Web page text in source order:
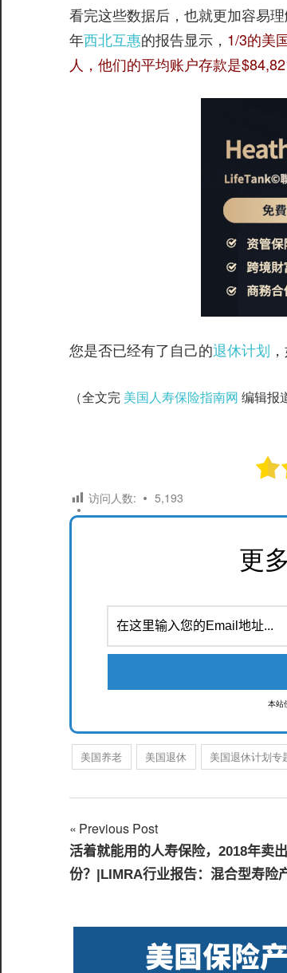
看完这些数据后，也就更加容易
年西北互惠的报告显示， 1/3的美
人，他们的平均账户存款是
您是否已经有了自己的退休计划
（全文完 美国人寿保险指南网 编辑报
访问人数: 5,193
更
本站
美国养老 美国退休 美国退休计划专
文
章
航
Previous Post
活着就能用的人寿保险，2018年卖
份？|LIMRA行业报告：混合型寿险